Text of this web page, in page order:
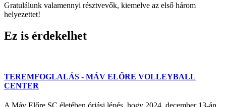
Gratulálunk valamennyi résztvevők, kiemelve az első három
helyezettet!
Ez is érdekelhet
TEREMFOGLALÁS - MÁV ELŐRE VOLLEYBALL
CENTER